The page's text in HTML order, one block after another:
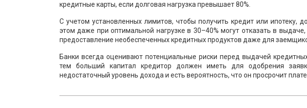
кредитные карты, если долговая нагрузка превышает 80%.
С учетом установленных лимитов, чтобы получить кредит или ипотеку,
этом даже при оптимальной нагрузке в 30–40% могут отказать в
предоставление необеспеченных кредитных продуктов даже для
Банки всегда оценивают потенциальные риски перед выдачей
тем больший капитал кредитор должен иметь для одобрения
недостаточный уровень дохода и есть вероятность, что он просрочит